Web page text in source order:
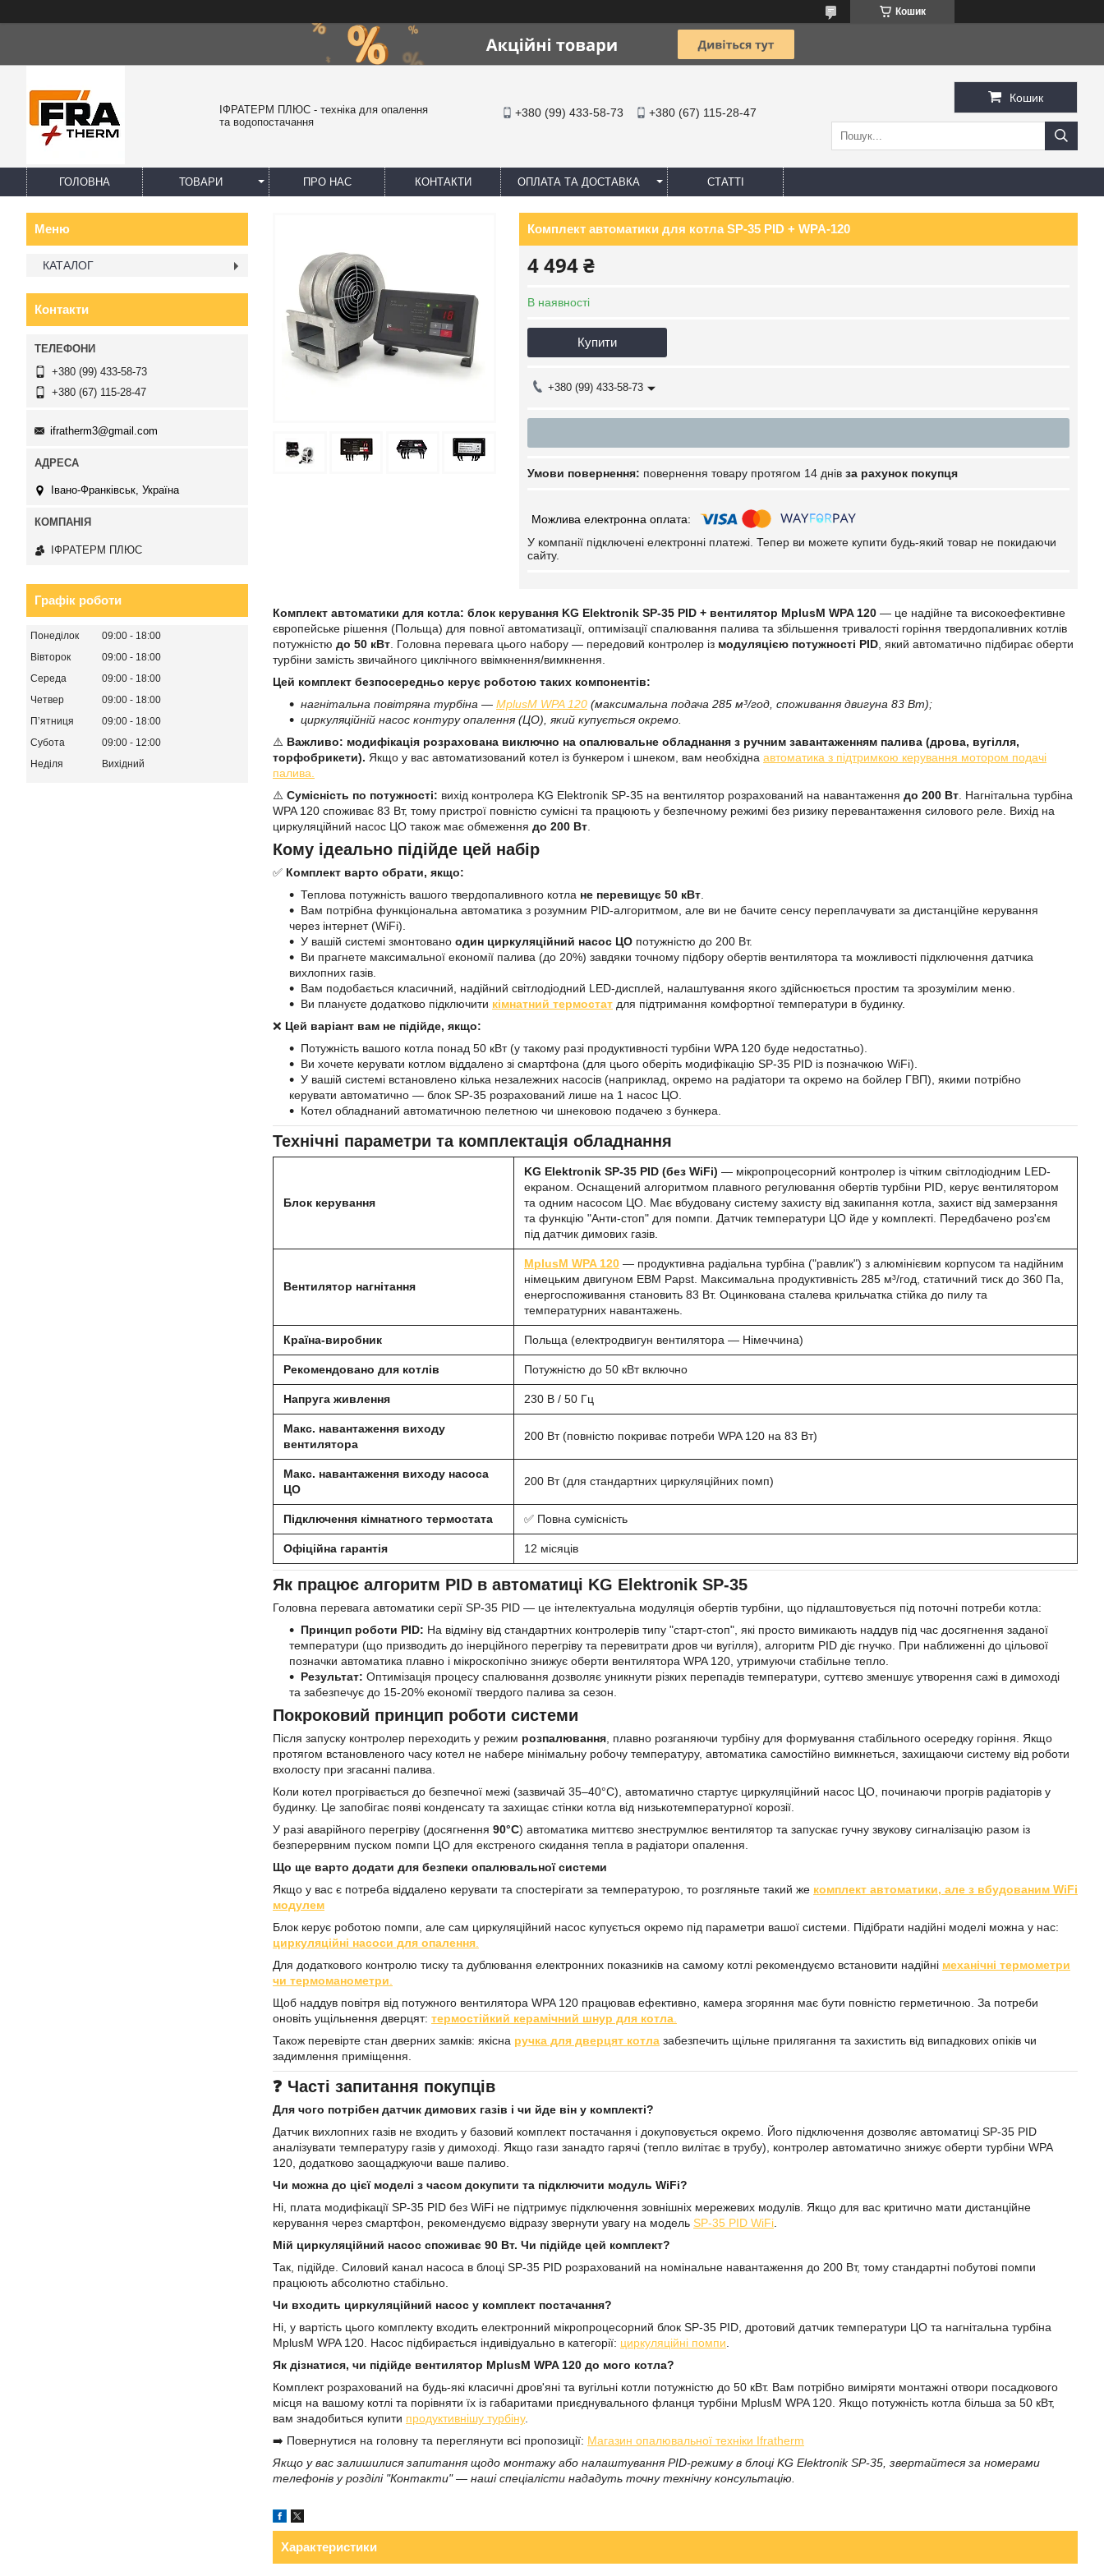
Кошик
ІФРАТЕРМ ПЛЮС - техніка для опалення
та водопостачання
+380 (99) 433-58-73 +380 (67) 115-28-47
Кошик
ГОЛОВНА ТОВАРИ ПРО НАС КОНТАКТИ ОПЛАТА ТА ДОСТАВКА СТАТТІ
Комплект автоматики для котла SP-35 PID + WPA-120
4 494 ₴
В наявності
Купити
+380 (99) 433-58-73
повернення товару протягом 14 днів за рахунок покупця
У компанії підключені електронні платежі. Тепер ви можете купити будь-який товар не покидаючи
сайту.
Комплект автоматики для котла: блок керування KG Elektronik SP-35 PID + вентилятор MplusM WPA 120 — це надійне та високоефективне
європейське рішення (Польща) для повної автоматизації, оптимізації спалювання палива та збільшення тривалості горіння твердопаливних котлів
потужністю до 50 кВт . Головна перевага цього набору — передовий контролер із модуляцією потужності PID , який автоматично підбирає оберти
турбіни замість звичайного циклічного ввімкнення/вимкнення.
Цей комплект безпосередньо керує роботою таких компонентів:
нагнітальна повітряна турбіна — MplusM WPA 120 (максимальна подача 285 м³/год, споживання двигуна 83 Вт);
циркуляційній насос контуру опалення (ЦО), який купується окремо.
⚠️ Важливо: модифікація розрахована виключно на опалювальне обладнання з ручним завантаженням палива (дрова, вугілля,
торфобрикети). Якщо у вас автоматизований котел із бункером і шнеком, вам необхідна автоматика з підтримкою керування мотором подачі
палива.
⚠️ Сумісність по потужності: вихід контролера KG Elektronik SP-35 на вентилятор розрахований на навантаження до 200 Вт . Нагнітальна турбіна
WPA 120 споживає 83 Вт, тому пристрої повністю сумісні та працюють у безпечному режимі без ризику перевантаження силового реле. Вихід на
циркуляційний насос ЦО також має обмеження до 200 Вт
Кому ідеально підійде цей набір
✅ Комплект варто обрати, якщо:
Теплова потужність вашого твердопаливного котла не перевищує 50 кВт
Вам потрібна функціональна автоматика з розумним PID-алгоритмом, але ви не бачите сенсу переплачувати за дистанційне керування
через інтернет (WiFi).
У вашій системі змонтовано один циркуляційний насос ЦО потужністю до 200 Вт.
Ви прагнете максимальної економії палива (до 20%) завдяки точному підбору обертів вентилятора та можливості підключення датчика
вихлопних газів.
Вам подобається класичний, надійний світлодіодний LED-дисплей, налаштування якого здійснюється простим та зрозумілим меню.
Ви плануєте додатково підключити кімнатний термостат для підтримання комфортної температури в будинку.
❌ Цей варіант вам не підійде, якщо:
Потужність вашого котла понад 50 кВт (у такому разі продуктивності турбіни WPA 120 буде недостатньо).
Ви хочете керувати котлом віддалено зі смартфона (для цього оберіть модифікацію SP-35 PID із позначкою WiFi).
У вашій системі встановлено кілька незалежних насосів (наприклад, окремо на радіатори та окремо на бойлер ГВП), якими потрібно
керувати автоматично — блок SP-35 розрахований лише на 1 насос ЦО.
Котел обладнаний автоматичною пелетною чи шнековою подачею з бункера.
Технічні параметри та комплектація обладнання
Блок керування
KG Elektronik SP-35 PID (без WiFi) — мікропроцесорний контролер із чітким світлодіодним LED-
екраном. Оснащений алгоритмом плавного регулювання обертів турбіни PID, керує вентилятором
та одним насосом ЦО. Має вбудовану систему захисту від закипання котла, захист від замерзання
та функцію "Анти-стоп" для помпи. Датчик температури ЦО йде у комплекті. Передбачено роз'єм
під датчик димових газів.
Вентилятор нагнітання
MplusM WPA 120 — продуктивна радіальна турбіна ("равлик") з алюмінієвим корпусом та надійним
німецьким двигуном EBM Papst. Максимальна продуктивність 285 м³/год, статичний тиск до 360 Па,
енергоспоживання становить 83 Вт. Оцинкована сталева крильчатка стійка до пилу та
температурних навантажень.
Країна-виробник Польща (електродвигун вентилятора — Німеччина)
Рекомендовано для котлів Потужністю до 50 кВт включно
Напруга живлення 230 В / 50 Гц
Макс. навантаження виходу
вентилятора
200 Вт (повністю покриває потреби WPA 120 на 83 Вт)
Макс. навантаження виходу насоса
ЦО
200 Вт (для стандартних циркуляційних помп)
Підключення кімнатного термостата ✅ Повна сумісність
Офіційна гарантія 12 місяців
Як працює алгоритм PID в автоматиці KG Elektronik SP-35
Головна перевага автоматики серії SP-35 PID — це інтелектуальна модуляція обертів турбіни, що підлаштовується під поточні потреби котла:
Принцип роботи PID: На відміну від стандартних контролерів типу "старт-стоп", які просто вимикають наддув під час досягнення заданої
температури (що призводить до інерційного перегріву та перевитрати дров чи вугілля), алгоритм PID діє гнучко. При наближенні до цільової
позначки автоматика плавно і мікроскопічно знижує оберти вентилятора WPA 120, утримуючи стабільне тепло.
Результат: Оптимізація процесу спалювання дозволяє уникнути різких перепадів температури, суттєво зменшує утворення сажі в димоході
та забезпечує до 15-20% економії твердого палива за сезон.
Покроковий принцип роботи системи
Після запуску контролер переходить у режим розпалювання, плавно розганяючи турбіну для формування стабільного осередку горіння. Якщо
протягом встановленого часу котел не набере мінімальну робочу температуру, автоматика самостійно вимкнеться, захищаючи систему від роботи
вхолосту при згасанні палива.
Коли котел прогрівається до безпечної межі (зазвичай 35–40°C), автоматично стартує циркуляційний насос ЦО, починаючи прогрів радіаторів у
будинку. Це запобігає появі конденсату та захищає стінки котла від низькотемпературної корозії.
У разі аварійного перегріву (досягнення 90°C) автоматика миттєво знеструмлює вентилятор та запускає гучну звукову сигналізацію разом із
безперервним пуском помпи ЦО для екстреного скидання тепла в радіатори опалення.
Що ще варто додати для безпеки опалювальної системи
Якщо у вас є потреба віддалено керувати та спостерігати за температурою, то розгляньте такий же комплект автоматики, але з вбудованим WiFi
модулем
Блок керує роботою помпи, але сам циркуляційний насос купується окремо під параметри вашої системи. Підібрати надійні моделі можна у нас:
циркуляційні насоси для опалення.
Для додаткового контролю тиску та дублювання електронних показників на самому котлі рекомендуємо встановити надійні механічні термометри
чи термоманометри.
Щоб наддув повітря від потужного вентилятора WPA 120 працював ефективно, камера згоряння має бути повністю герметичною. За потреби
оновіть ущільнення дверцят: термостійкий керамічний шнур для котла.
Також перевірте стан дверних замків: якісна ручка для дверцят котла забезпечить щільне прилягання та захистить від випадкових опіків чи
задимлення приміщення.
❓ Часті запитання покупців
Для чого потрібен датчик димових газів і чи йде він у комплекті?
Датчик вихлопних газів не входить у базовий комплект постачання і докуповується окремо. Його підключення дозволяє автоматиці SP-35 PID
аналізувати температуру газів у димоході. Якщо гази занадто гарячі (тепло вилітає в трубу), контролер автоматично знижує оберти турбіни WPA
120, додатково заощаджуючи ваше паливо.
Чи можна до цієї моделі з часом докупити та підключити модуль WiFi?
Ні, плата модифікації SP-35 PID без WiFi не підтримує підключення зовнішніх мережевих модулів. Якщо для вас критично мати дистанційне
керування через смартфон, рекомендуємо відразу звернути увагу на модель SP-35 PID WiFi.
Мій циркуляційний насос споживає 90 Вт. Чи підійде цей комплект?
Так, підійде. Силовий канал насоса в блоці SP-35 PID розрахований на номінальне навантаження до 200 Вт, тому стандартні побутові помпи
працюють абсолютно стабільно.
Чи входить циркуляційний насос у комплект постачання?
Ні, у вартість цього комплекту входить електронний мікропроцесорний блок SP-35 PID, дротовий датчик температури ЦО та нагнітальна турбіна
MplusM WPA 120. Насос підбирається індивідуально в категорії: циркуляційні помпи.
Як дізнатися, чи підійде вентилятор MplusM WPA 120 до мого котла?
Комплект розрахований на будь-які класичні дров'яні та вугільні котли потужністю до 50 кВт. Вам потрібно виміряти монтажні отвори посадкового
місця на вашому котлі та порівняти їх із габаритами приєднувального фланця турбіни MplusM WPA 120. Якщо потужність котла більша за 50 кВт,
вам знадобиться купити продуктивнішу турбіну.
➡️ Повернутися на головну та переглянути всі пропозиції: Магазин опалювальної техніки Ifratherm
Якщо у вас залишилися запитання щодо монтажу або налаштування PID-режиму в блоці KG Elektronik SP-35, звертайтеся за номерами
телефонів у розділі "Контакти" — наші спеціалісти нададуть точну технічну консультацію.
Характеристики
КАТАЛОГ
Контакти
+380 (99) 433-58-73
+380 (67) 115-28-47
ifratherm3@gmail.com
Івано-Франківськ, Україна
ІФРАТЕРМ ПЛЮС
Графік роботи
Понеділок 09:00
18:00
Вівторок
09:00
18:00
Середа
09:00
18:00
Четвер
09:00
18:00
Пʼятниця
09:00
18:00
Субота
09:00
12:00
Неділя
Вихідний